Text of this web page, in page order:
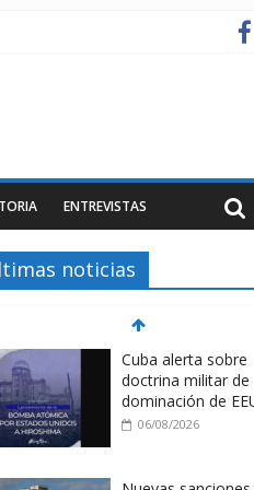
ENTREVISTAS
noticias
Cuba alerta sobre
doctrina militar de
dominación de
06/08/2026